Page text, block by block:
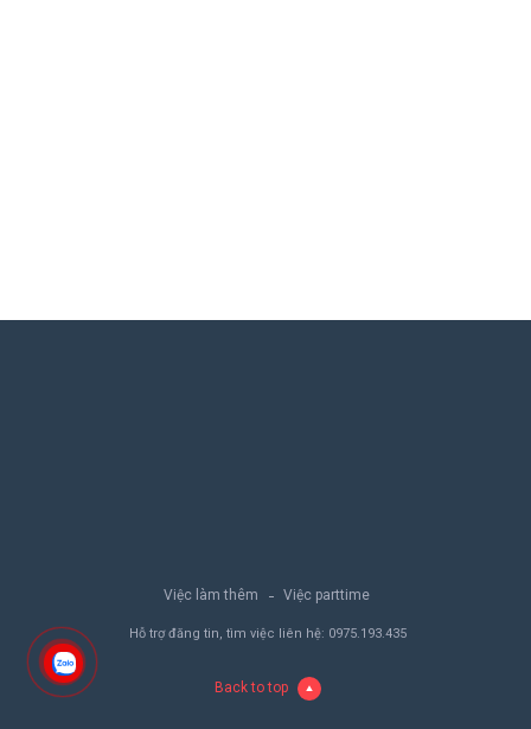
Việc làm thêm Việc parttime
Hỗ trợ đăng tin, tìm việc liên hệ: 0975.193.435
Back to top